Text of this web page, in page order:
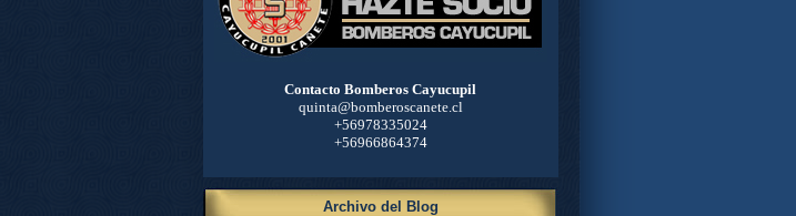
Contacto Bomberos Cayucupil
quinta@bomberoscanete.cl
+56978335024
+56966864374
Archivo del Blog